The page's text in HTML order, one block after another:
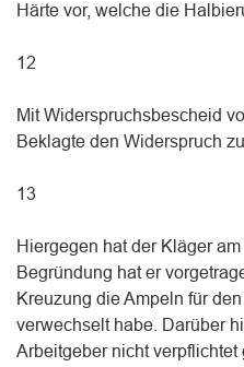
Härte vor, welche die
12
Mit Widerspruchsbescheid
Beklagte den Widerspruch
13
Hiergegen hat der Kläger
Begründung hat er
Kreuzung die Ampeln für
verwechselt habe. Darüber
Arbeitgeber nicht